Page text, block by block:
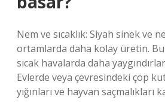
Nem ve sıcaklık: Siyah sinek ve
ortamlarda daha kolay üretin.
sıcak havalarda daha
Evlerde veya çevresindeki çöp
yığınları ve hayvan saçmalıkları